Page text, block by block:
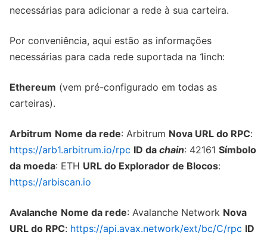
necessárias para adicionar a rede à sua carteira.
Por conveniência, aqui estão as informações
necessárias para cada rede suportada na 1inch:
Ethereum (vem pré-configurado em todas as
carteiras).
Arbitrum Nome da rede: Arbitrum Nova URL do RPC:
https://arb1.arbitrum.io/rpc ID da chain: 42161 Símbolo
da moeda: ETH URL do Explorador de Blocos:
https://arbiscan.io
Avalanche Nome da rede: Avalanche Network Nova
URL do RPC: https://api.avax.network/ext/bc/C/rpc ID